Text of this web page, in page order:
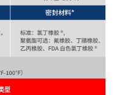
型